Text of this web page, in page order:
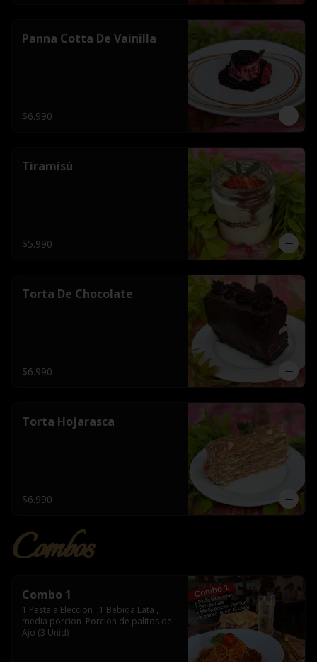
Panna Cotta De Vainilla
$6.990
Tiramisú
$5.990
Torta De Chocolate
$6.990
Torta Hojarasca
$6.990
Combos
Combo 1
1 Pasta a Eleccion  ,1 Bebida Lata ,
media porcion  Porcion de palitos de
Ajo (3 Unid)